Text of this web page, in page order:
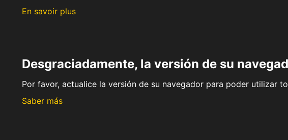
En savoir plus
Desgraciadamente, la versión de su
Por favor, actualice la versión de su navegador para poder utilizar
Saber más